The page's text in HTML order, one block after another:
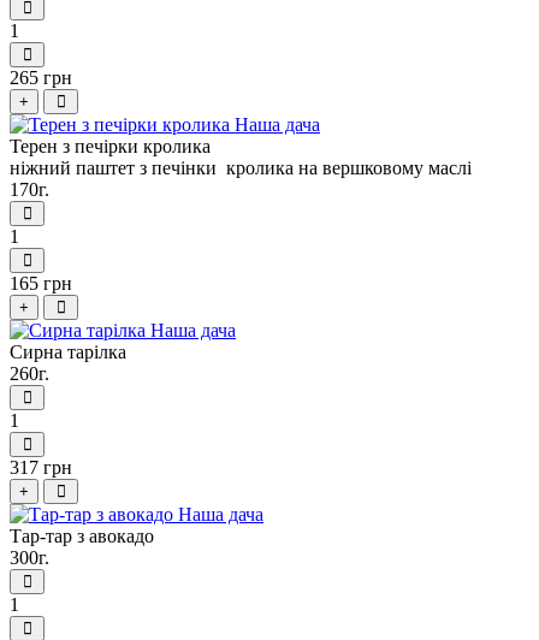
1
265 грн
+
Терен з печiрки кролика
ніжний паштет з печінки кролика на вершковому маслі
170г.
1
165 грн
+
Сирна тарілка
260г.
1
317 грн
+
Тар-тар з авокадо
300г.
1